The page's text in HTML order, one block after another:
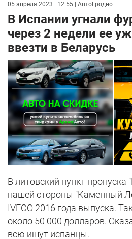
05 апреля 2023 | 12:55 | АвтоГродно
В Испании угнали
через 2 недели ее
ввезти в Беларусь
В литовский пункт пропуска
нашей стороны "Каменный
IVECO 2016 года выпуска.
около 50 000 долларов.
всю ищут испанцы.